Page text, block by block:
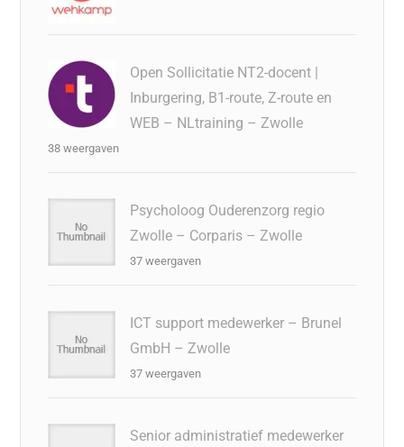
Open Sollicitatie NT2-docent |
Inburgering, B1-route, Z-route en
WEB – NLtraining – Zwolle
38 weergaven
Psycholoog Ouderenzorg regio
Zwolle – Corparis – Zwolle
37 weergaven
ICT support medewerker – Brunel
GmbH – Zwolle
37 weergaven
Senior administratief medewerker